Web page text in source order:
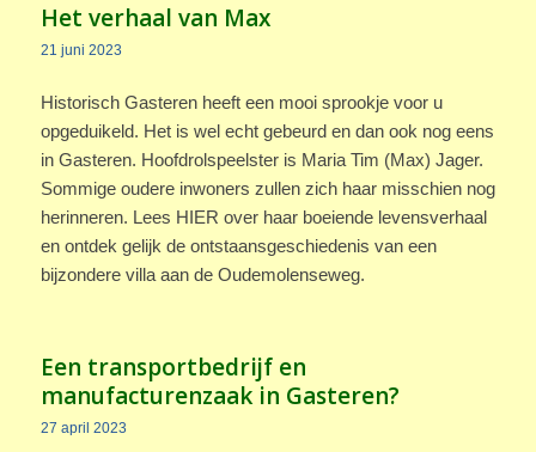
Het verhaal van Max
21 juni 2023
Historisch Gasteren heeft een mooi sprookje voor u
opgeduikeld. Het is wel echt gebeurd en dan ook nog eens
in Gasteren. Hoofdrolspeelster is Maria Tim (Max) Jager.
Sommige oudere inwoners zullen zich haar misschien nog
herinneren. Lees HIER over haar boeiende levensverhaal
en ontdek gelijk de ontstaansgeschiedenis van een
bijzondere villa aan de Oudemolenseweg.
Een transportbedrijf en
manufacturenzaak in Gasteren?
27 april 2023